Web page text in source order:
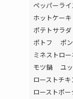
ペッパーライ
ホットケーキ
ポテトサラダ
ポトフ
ポ
ミネストロー
モツ鍋
ユ
ローストチキ
ローストポー